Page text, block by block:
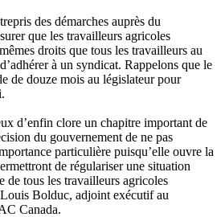
des démarches auprès du
que les travailleurs agricoles
mêmes droits que tous les travailleurs au
d’adhérer à un syndicat. Rappelons que le
de douze mois au législateurpour
.
d’enfin clore un chapitre important de
du gouvernement de ne pas
particulière puisqu’elle ouvre la
de régulariser une situation
de tous les travailleurs agricoles
Bolduc, adjoint exécutifau
Canada.